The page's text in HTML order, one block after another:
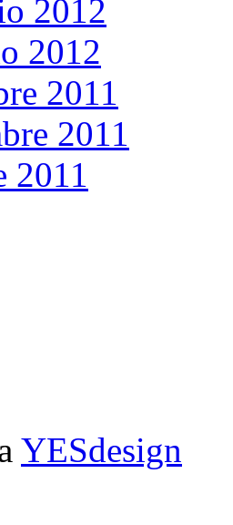
2012
2012
2011
2011
2011
YESdesign